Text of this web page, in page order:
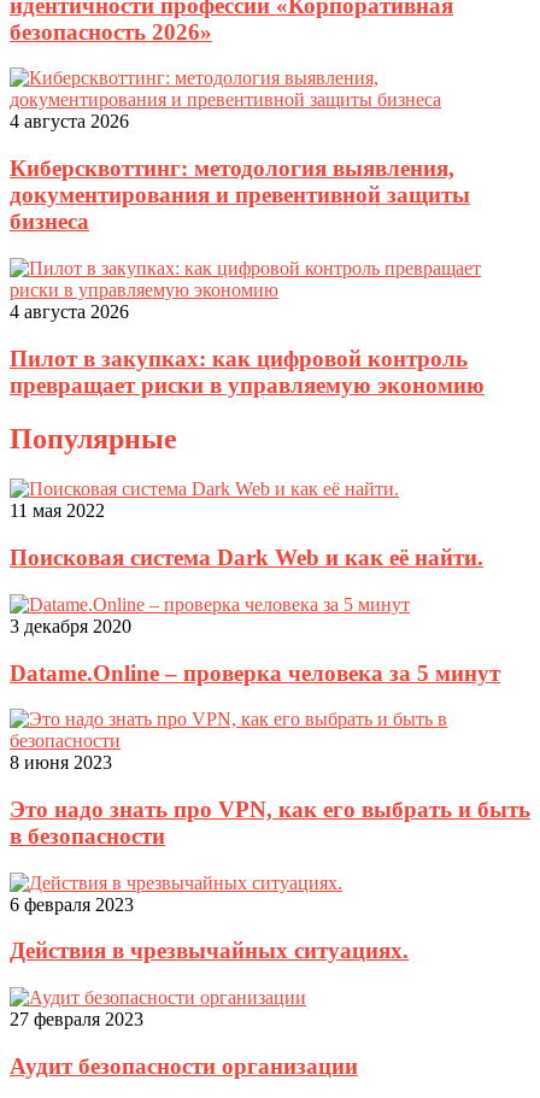
идентичности профессии «Корпоративная
безопасность 2026»
4 августа 2026
Киберсквоттинг: методология выявления,
документирования и превентивной защиты
бизнеса
4 августа 2026
Пилот в закупках: как цифровой контроль
превращает риски в управляемую экономию
Популярные
11 мая 2022
Поисковая система Dark Web и как её найти.
3 декабря 2020
Datame.Online – проверка человека за 5 минут
8 июня 2023
Это надо знать про VPN, как его выбрать и быть
в безопасности
6 февраля 2023
Действия в чрезвычайных ситуациях.
27 февраля 2023
Аудит безопасности организации